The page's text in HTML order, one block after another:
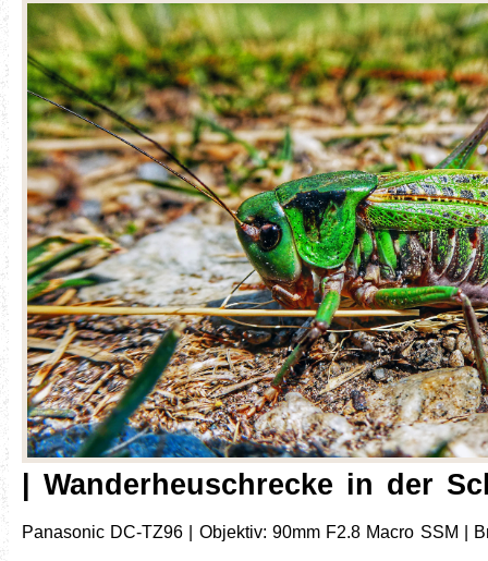
| Wanderheuschrecke in der
Panasonic DC-TZ96 | Objektiv: 90mm F2.8 Macro SSM |